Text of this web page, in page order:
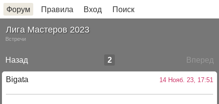
Форум Правила Вход Поиск
Лига Мастеров 2023
Встречи
Назад Вперед
2
Bigata 14 Нояб. 23, 17:51